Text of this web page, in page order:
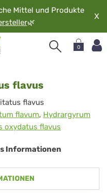
Mittel und Produkte
🌿
X
0
flavus
flavus
flavum, Hydrargyrum
oxydatus flavus
Informationen